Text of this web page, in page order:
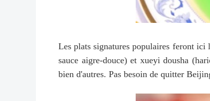
Les plats signatures populaires feront
sauce aigre-douce) et xueyi dousha
bien d'autres. Pas besoin de quitter